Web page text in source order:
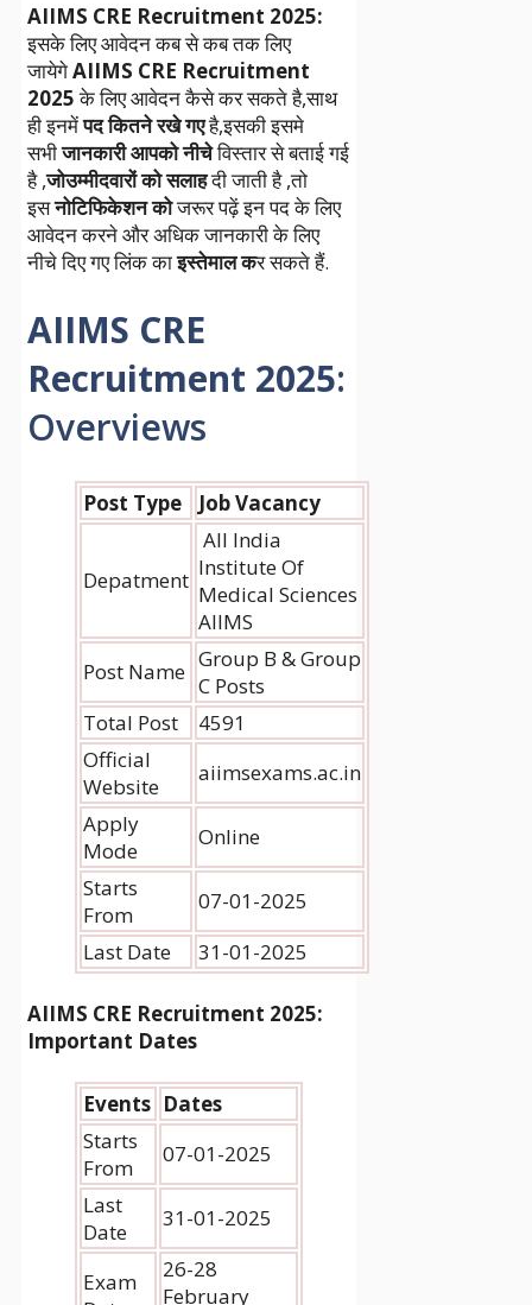
AIIMS CRE Recruitment 2025:
इसके लिए आवेदन कब से कब तक लिए
जायेगेAIIMS CRE Recruitment
2025के लिए आवेदन कैसे कर सकते है,साथ
ही इनमेंपद कितने रखे गएहै,इसकी इसमे
सभीजानकारी आपको नीचेविस्तार से बताई गई
है ,जोउम्मीदवारों को सलाहदी जाती है ,तो
इसनोटिफिकेशन कोजरूर पढ़ें इन पद के लिए
आवेदन करने और अधिक जानकारी के लिए
नीचे दिए गए लिंक काइस्तेमाल कर सकते हैं.
AIIMS CRE
Recruitment 2025:
Overviews
Post Type Job Vacancy
Depatment
All India
Institute Of
Medical Sciences
AIIMS
Post Name Group B & Group
C Posts
Total Post
4591
Official
Website
aiimsexams.ac.in
Apply
Mode
Online
Starts
From
07-01-2025
Last Date
31-01-2025
AIIMS CRE Recruitment 2025:
Important Dates
Events Dates
Starts
From
07-01-2025
Last
Date
31-01-2025
Exam
26-28
February